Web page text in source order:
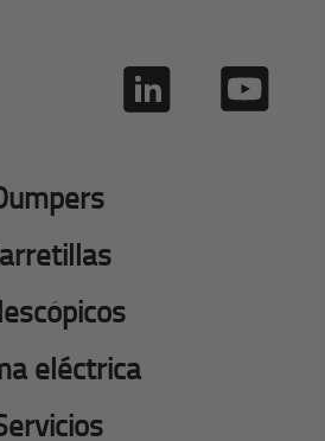
eléctrica